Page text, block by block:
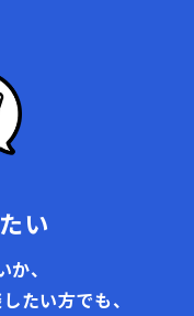
い
、
たい方でも、